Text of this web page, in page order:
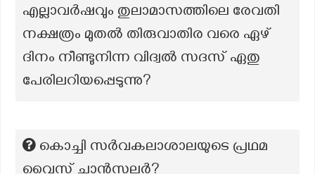
എല്ലാവർഷവും തുലാമാസത്തിലെ രേവതി
നക്ഷത്രം മുതൽ തിരുവാതിര വരെ ഏഴ്
ദിനം നീണ്ടുനിന്ന വിദ്വൽ സദസ് ഏതു
പേരിലറിയപ്പെടുന്നു?
കൊച്ചി സർവകലാശാലയുടെ പ്രഥമ